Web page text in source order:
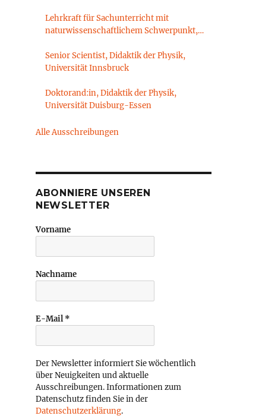
Lehrkraft für Sachunterricht mit
naturwissenschaftlichem Schwerpunkt,
Brandenburgische Technische Universität
Cottbus-Senftenberg
Senior Scientist, Didaktik der Physik,
Universität Innsbruck
Doktorand:in, Didaktik der Physik,
Universität Duisburg-Essen
Alle Ausschreibungen
ABONNIERE UNSEREN
NEWSLETTER
Vorname
Nachname
E-Mail *
Der Newsletter informiert Sie wöchentlich
über Neuigkeiten und aktuelle
Ausschreibungen. Informationen zum
Datenschutz finden Sie in der
Datenschutzerklärung.